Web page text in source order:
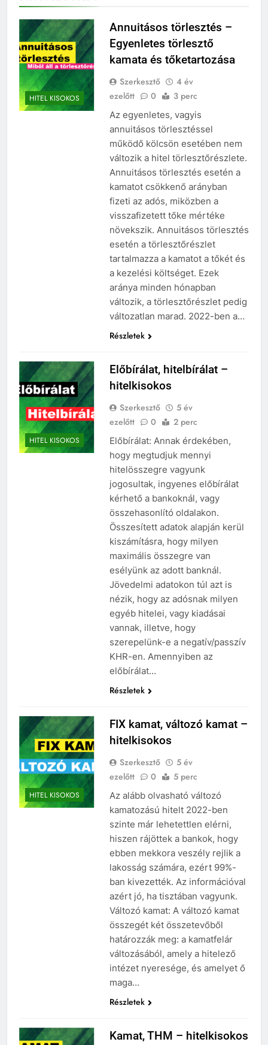
HITEL KISOKOS
Annuitásos törlesztés –
Egyenletes törlesztő
kamata és tőketartozása
Szerkesztő
4 év
ezelőtt
0 3 perc
Az egyenletes, vagyis
annuitásos törlesztéssel
működő kölcsön esetében nem
változik a hitel törlesztőrészlete.
Annuitásos törlesztés esetén a
kamatot csökkenő arányban
fizeti az adós, miközben a
visszafizetett tőke mértéke
növekszik. Annuitásos törlesztés
esetén a törlesztőrészlet
tartalmazza a kamatot a tőkét és
a kezelési költséget. Ezek
aránya minden hónapban
változik, a törlesztőrészlet pedig
változatlan marad. 2022-ben a…
Részletek
HITEL KISOKOS
Előbírálat, hitelbírálat –
hitelkisokos
Szerkesztő
5 év
ezelőtt
0 2 perc
Előbírálat: Annak érdekében,
hogy megtudjuk mennyi
hitelösszegre vagyunk
jogosultak, ingyenes előbírálat
kérhető a bankoknál, vagy
összehasonlító oldalakon.
Összesített adatok alapján kerül
kiszámításra, hogy milyen
maximális összegre van
esélyünk az adott banknál.
Jövedelmi adatokon túl azt is
nézik, hogy az adósnak milyen
egyéb hitelei, vagy kiadásai
vannak, illetve, hogy
szerepelünk-e a negatív/passzív
KHR-en. Amennyiben az
előbírálat…
Részletek
HITEL KISOKOS
FIX kamat, változó kamat –
hitelkisokos
Szerkesztő
5 év
ezelőtt
0 5 perc
Az alább olvasható változó
kamatozású hitelt 2022-ben
szinte már lehetettlen elérni,
hiszen rájöttek a bankok, hogy
ebben mekkora veszély rejlik a
lakosság számára, ezért 99%-
ban kivezették. Az információval
azért jó, ha tisztában vagyunk.
Változó kamat: A változó kamat
összegét két összetevőből
határozzák meg: a kamatfelár
változásából, amely a hitelező
intézet nyeresége, és amelyet ő
maga…
Részletek
Kamat, THM – hitelkisokos